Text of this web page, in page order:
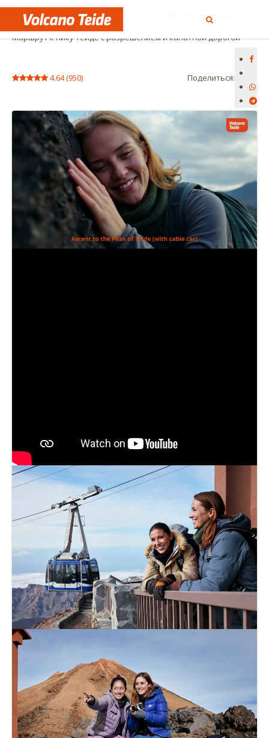
Начало: Треккинг на Тенерифе и восхождение на Тейде
Маршрут к пику Тейде с разрешением и канатной дорогой
4.64(950) Поделиться: